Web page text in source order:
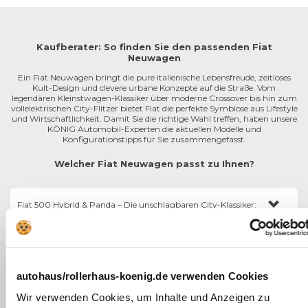
autohaus/rollerhaus-koenig.de verwenden Cookies
Wir verwenden Cookies, um Inhalte und Anzeigen zu
Kaufberater: So finden Sie den passenden Fiat
Neuwagen
Ein Fiat Neuwagen bringt die pure italienische Lebensfreude, zeitloses
Kult-Design und clevere urbane Konzepte auf die Straße. Vom
legendären Kleinstwagen-Klassiker über moderne Crossover bis hin zum
vollelektrischen City-Flitzer bietet Fiat die perfekte Symbiose aus Lifestyle
und Wirtschaftlichkeit. Damit Sie die richtige Wahl treffen, haben unsere
KÖNIG Automobil-Experten die aktuellen Modelle und
Konfigurationstipps für Sie zusammengefasst.
Welcher Fiat Neuwagen passt zu Ihnen?
Fiat 500 Hybrid & Panda – Die unschlagbaren City-Klassiker:
Der500er Panda(und
extrem wartungsarm und wird mit einem knackigen Fiat 6-Gang-
Schaltgetriebe kombiniert. Perfekt für minimale Unterhaltskosten in der
Stadt.
Die vollkommen neu entwickelte, rein elektrische Generation des
Kultautos mit modernsten Assistenzsystemen.
Konfigurations-Tipp:Wählen Sie für maximale Flexibilität die
Fiat 600 & 600e – Die neuen Familien-Crossover: